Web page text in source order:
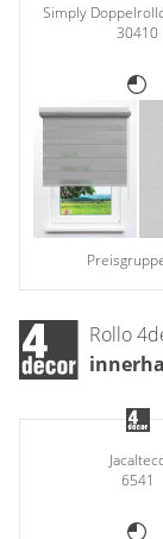
Simply
30410
Rollo
6541